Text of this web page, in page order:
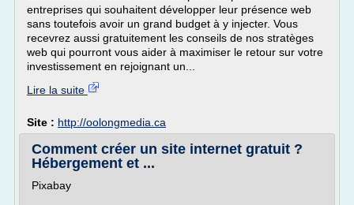
entreprises qui souhaitent développer leur présence web
sans toutefois avoir un grand budget à y injecter. Vous
recevrez aussi gratuitement les conseils de nos stratèges
web qui pourront vous aider à maximiser le retour sur votre
investissement en rejoignant un...
Lire la suite
Site : http://oolongmedia.ca
Comment créer un site internet gratuit ?
Hébergement et ...
Pixabay